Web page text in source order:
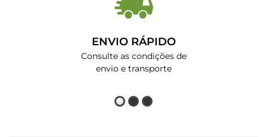
ENVIO RÁPIDO
Consulte as condições de
envio e transporte